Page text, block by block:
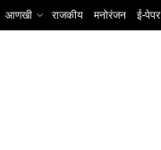
आणखी राजकीय मनोरंजन ई-पेपर